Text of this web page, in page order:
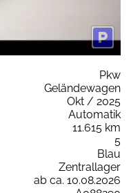
Pkw
Geländewagen
Okt / 2025
Automatik
11.615 km
5
Blau
Zentrallager
ab ca. 10.08.2026